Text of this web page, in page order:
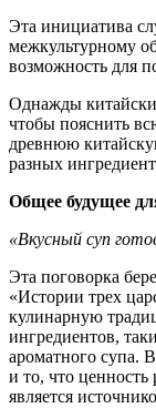
Эта инициатива
межкультурному
возможность для
Однажды
чтобы пояснить
древнюю
разных
Общее будущее
«Вкусный суп
Эта поговорка
«Истории трех
кулинарную
ингредиентов,
ароматного супа.
и то, что ценность
является